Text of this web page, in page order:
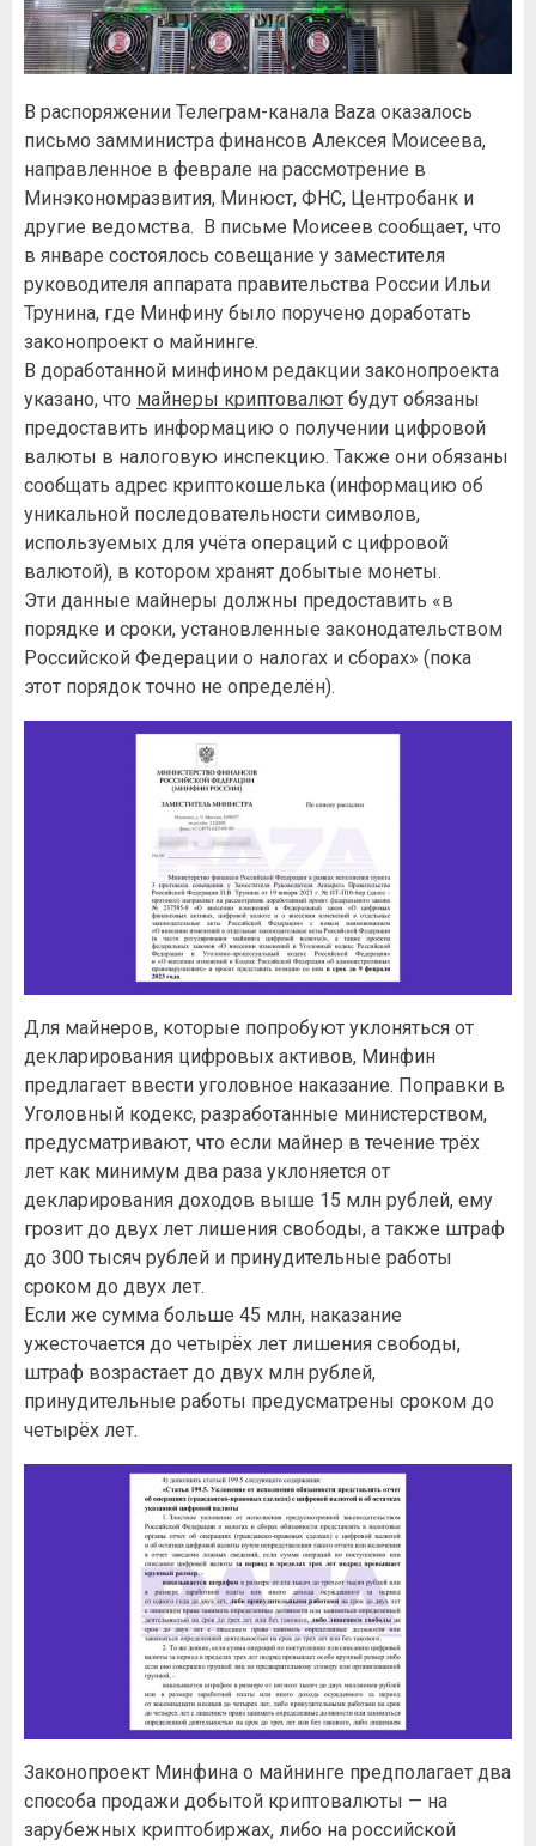
В распоряжении Телеграм-канала Baza оказалось
письмо замминистра финансов Алексея Моисеева,
направленное в феврале на рассмотрение в
Минэкономразвития, Минюст, ФНС, Центробанк и
другие ведомства. В письме Моисеев сообщает, что
в январе состоялось совещание у заместителя
руководителя аппарата правительства России Ильи
Трунина, где Минфину было поручено доработать
законопроект о майнинге.
В доработанной минфином редакции законопроекта
указано, что майнеры криптовалют будут обязаны
предоставить информацию о получении цифровой
валюты в налоговую инспекцию. Также они обязаны
сообщать адрес криптокошелька (информацию об
уникальной последовательности символов,
используемых для учёта операций с цифровой
валютой), в котором хранят добытые монеты.
Эти данные майнеры должны предоставить «в
порядке и сроки, установленные законодательством
Российской Федерации о налогах и сборах» (пока
этот порядок точно не определён).
Для майнеров, которые попробуют уклоняться от
декларирования цифровых активов, Минфин
предлагает ввести уголовное наказание. Поправки в
Уголовный кодекс, разработанные министерством,
предусматривают, что если майнер в течение трёх
лет как минимум два раза уклоняется от
декларирования доходов выше 15 млн рублей, ему
грозит до двух лет лишения свободы, а также штраф
до 300 тысяч рублей и принудительные работы
сроком до двух лет.
Если же сумма больше 45 млн, наказание
ужесточается до четырёх лет лишения свободы,
штраф возрастает до двух млн рублей,
принудительные работы предусматрены сроком до
четырёх лет.
Законопроект Минфина о майнинге предполагает два
способа продажи добытой криптовалюты — на
зарубежных криптобиржах, либо на российской